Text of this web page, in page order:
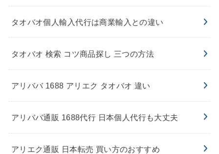
タオバオ個人輸入代行は商業輸入との違い
タオバオ 検索 コツ商品探し 三つの方法
アリババ 1688 アリエク タオバオ 違い
アリババ通販 1688代行 日本個人代行も大丈夫
アリエク通販 日本転売 買い方のおすすめ